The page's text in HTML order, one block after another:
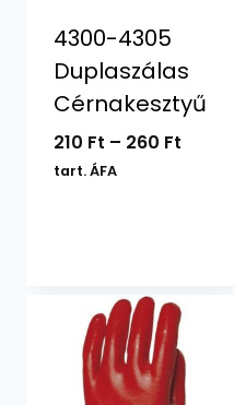
4300-4305
Duplaszálas
Cérnakesztyű
210 Ft – 260 Ft
tart. ÁFA